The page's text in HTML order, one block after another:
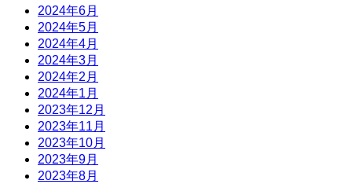
2024年6月
2024年5月
2024年4月
2024年3月
2024年2月
2024年1月
2023年12月
2023年11月
2023年10月
2023年9月
2023年8月